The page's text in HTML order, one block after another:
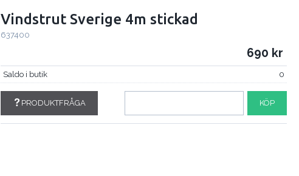
Vindstrut Sverige 4m stickad
637400
690
Saldo i butik 0
PRODUKTFRÅGA KÖP